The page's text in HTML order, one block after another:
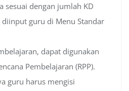
sesuai dengan jumlah KD
diinput guru di Menu Standar
dapat digunakan
Pembelajaran (RPP).
guru harus mengisi